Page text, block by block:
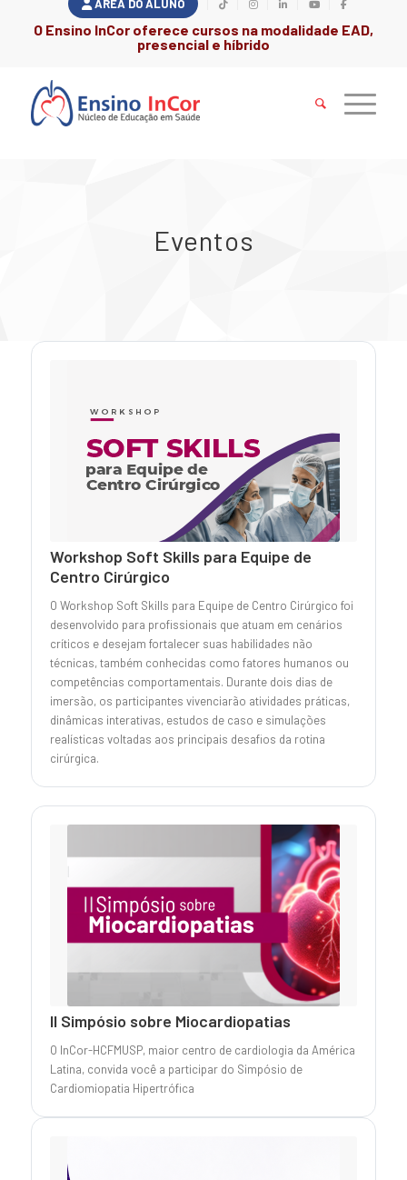
ÁREA DO ALUNO
O Ensino InCor oferece cursos na modalidade EAD,
presencial e híbrido
Eventos
Workshop Soft Skills para Equipe de
Centro Cirúrgico
O Workshop Soft Skills para Equipe de Centro Cirúrgico foi
desenvolvido para profissionais que atuam em cenários
críticos e desejam fortalecer suas habilidades não
técnicas, também conhecidas como fatores humanos ou
competências comportamentais. Durante dois dias de
imersão, os participantes vivenciarão atividades práticas,
dinâmicas interativas, estudos de caso e simulações
realísticas voltadas aos principais desafios da rotina
cirúrgica.
II Simpósio sobre Miocardiopatias
O InCor-HCFMUSP, maior centro de cardiologia da América
Latina, convida você a participar do Simpósio de
Cardiomiopatia Hipertrófica